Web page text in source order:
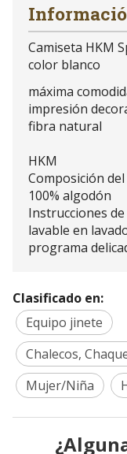
Camiseta HKM
color blanco
máxima
impresión
fibra natural
HKM
Composición
100% algodón
Instrucciones
lavable en
programa
Clasificado en:
Equipo jinete
Chalecos,
Mujer/Niña